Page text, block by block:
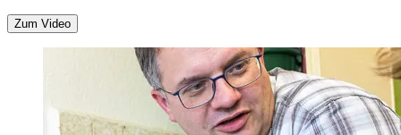
Zum Video